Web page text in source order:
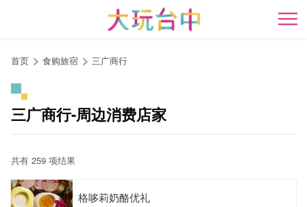
开
首页 食购旅宿 三广商行
三广商行-周边消费店家
共有 259 项结果
格哆莉奶酪优礼